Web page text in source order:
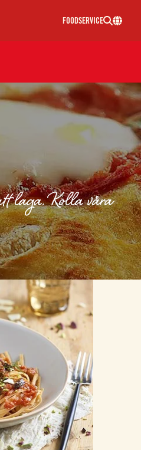
FOODSERVICE
laga. Kolla våra